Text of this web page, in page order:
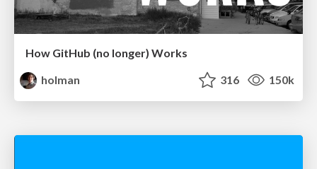
How GitHub (no longer) Works
holman
316 150k